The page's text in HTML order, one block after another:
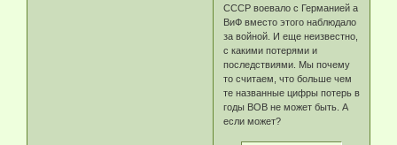
СССР воевало с Германией а
ВиФ вместо этого наблюдало
за войной. И еще неизвестно,
с какими потерями и
последствиями. Мы почему
то считаем, что больше чем
те названные цифры потерь в
годы ВОВ не может быть. А
если может?